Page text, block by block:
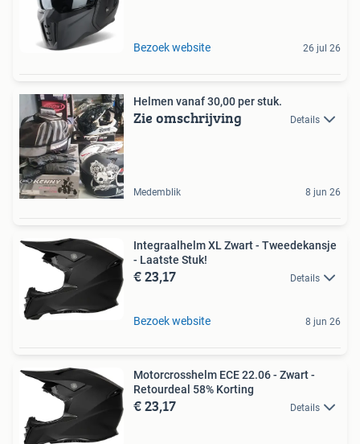
Bezoek website 26 jul 26
Helmen vanaf 30,00 per stuk.
Zie omschrijving Details
Medemblik 8 jun 26
Integraalhelm XL Zwart - Tweedekansje
- Laatste Stuk!
€ 23,17 Details
Bezoek website 8 jun 26
Motorcrosshelm ECE 22.06 - Zwart -
Retourdeal 58% Korting
€ 23,17 Details